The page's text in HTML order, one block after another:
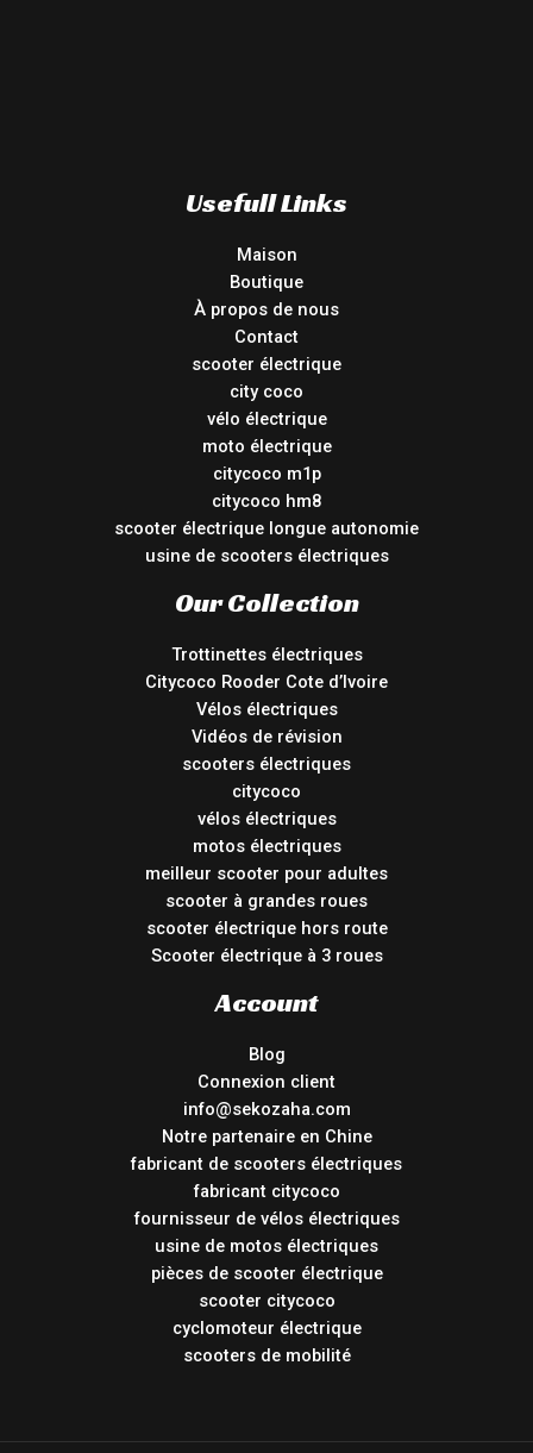
Usefull Links
Maison
Boutique
À propos de nous
Contact
scooter électrique
city coco
vélo électrique
moto électrique
citycoco m1p
citycoco hm8
scooter électrique longue autonomie
usine de scooters électriques
Our Collection
Trottinettes électriques
Citycoco Rooder Cote d’Ivoire
Vélos électriques
Vidéos de révision
scooters électriques
citycoco
vélos électriques
motos électriques
meilleur scooter pour adultes
scooter à grandes roues
scooter électrique hors route
Scooter électrique à 3 roues
Account
Blog
Connexion client
info@sekozaha.com
Notre partenaire en Chine
fabricant de scooters électriques
fabricant citycoco
fournisseur de vélos électriques
usine de motos électriques
pièces de scooter électrique
scooter citycoco
cyclomoteur électrique
scooters de mobilité